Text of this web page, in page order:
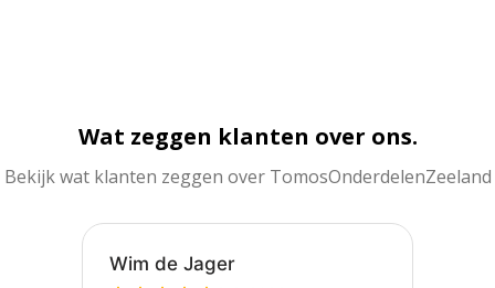
Wat zeggen klanten over ons.
Bekijk wat klanten zeggen over TomosOnderdelenZeeland